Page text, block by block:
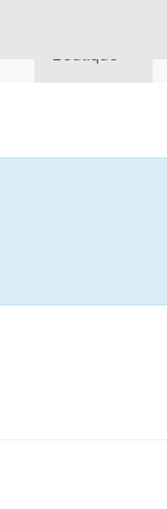
Boutique